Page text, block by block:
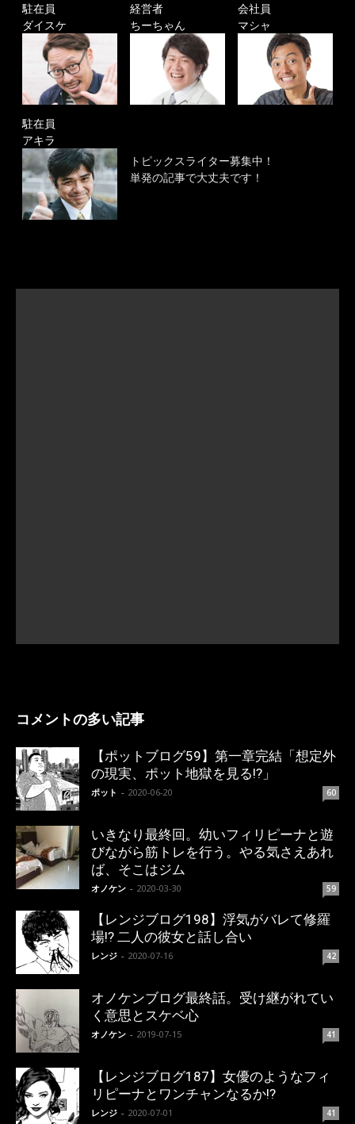
駐在員
ダイスケ
経営者
ちーちゃん
会社員
マシャ
駐在員
アキラ
トピックスライター募集中！
単発の記事で大丈夫です！
コメントの多い記事
【ポットブログ59】第一章完結「想定外
の現実、ポット地獄を見る!?」
ポット - 2020-06-20 60
いきなり最終回。幼いフィリピーナと遊
びながら筋トレを行う。やる気さえあれ
ば、そこはジム
オノケン - 2020-03-30 59
【レンジブログ198】浮気がバレて修羅
場!? 二人の彼女と話し合い
レンジ - 2020-07-16 42
オノケンブログ最終話。受け継がれてい
く意思とスケベ心
オノケン - 2019-07-15 41
【レンジブログ187】女優のようなフィ
リピーナとワンチャンなるか!?
レンジ - 2020-07-01 41